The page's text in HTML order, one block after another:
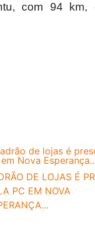
com 94
DE LOJAS É
PC EM NOVA